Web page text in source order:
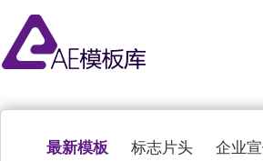
最新模板 标志片头 企业